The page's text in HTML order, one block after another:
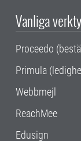
Vanliga
Proceedo
Primula
Webbmejl
ReachMee
Edusign